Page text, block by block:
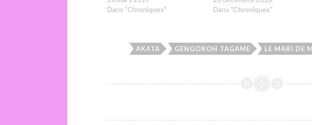
Dans "Chroniques"
Dans "Chroniques"
AKATA GENGOROH TAGAME LE MARI DE